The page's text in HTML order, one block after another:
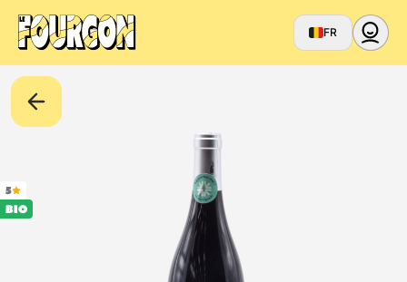
FR
5
BIO